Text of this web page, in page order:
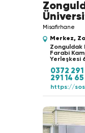
Misafirhane
Merkez,
Zonguldak
Farabi
Yerleşkesi
0372 291
291 14 65
https://